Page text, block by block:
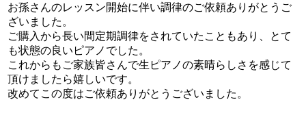
お孫さんのレッスン開始に伴い調律のご依頼ありがとうご
ざいました。
ご購入から長い間定期調律をされていたこともあり、とて
も状態の良いピアノでした。
これからもご家族皆さんで生ピアノの素晴らしさを感じて
頂けましたら嬉しいです。
改めてこの度はご依頼ありがとうございました。